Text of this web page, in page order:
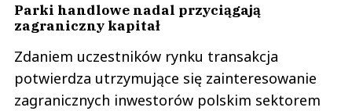
Parki handlowe nadal przyciągają
zagraniczny kapitał
Zdaniem uczestników rynku transakcja
potwierdza utrzymujące się zainteresowanie
zagranicznych inwestorów polskim sektorem